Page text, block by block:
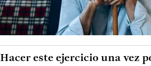
Hacer este ejercicio una vez